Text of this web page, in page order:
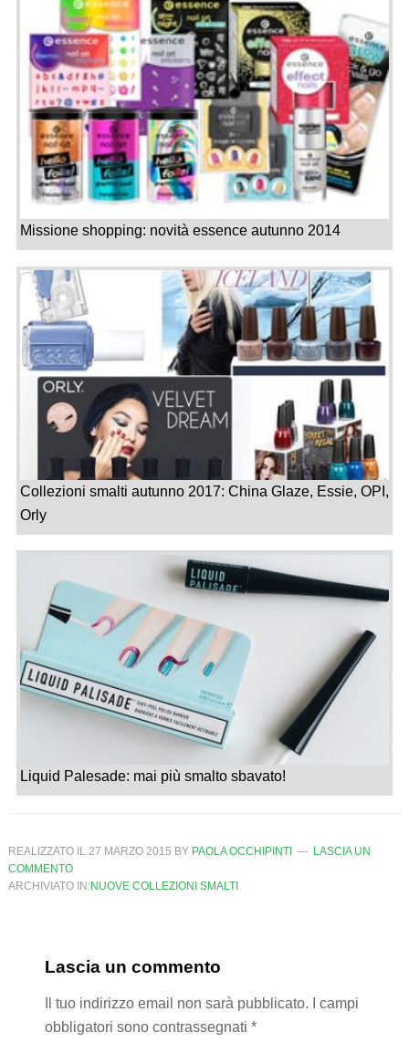
Missione shopping: novità essence autunno 2014
Collezioni smalti autunno 2017: China Glaze, Essie, OPI,
Orly
Liquid Palesade: mai più smalto sbavato!
REALIZZATO IL 27 MARZO 2015 BY PAOLA OCCHIPINTI
LASCIA UN
COMMENTO
ARCHIVIATO IN:NUOVE COLLEZIONI SMALTI
Lascia un commento
Il tuo indirizzo email non sarà pubblicato.
I campi
obbligatori sono contrassegnati *